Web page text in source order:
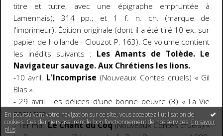
En poursuivant votre navigation sur ce site, vous acceptez l'utilisation de
cookies. Ces derniers assurent le bon fonctionnement de nos services. En savoir
plus.
titre et tutre, avec une épigraphe empruntée à
Lamennais); 314 pp.; et 1 f. n. ch. (marque de
l'imprimeur). Édition originale (dont il a été tiré 10 ex. sur
papier de Hollande - Clouzot P. 163). Ce volume contient
les inédits suivants : Les Amants de Tolède. Le
Navigateur sauvage. Aux Chrétiens les lions.
-10 avril. L'Incomprise (Nouveaux Contes cruels) « Gil
Blas ».
- 29 avril. Les délices d'une bonne oeuvre (3) « La Vie
populaire ».
- 1er mai. Le Chant du Coq (Nouveaux Contes cruels) «